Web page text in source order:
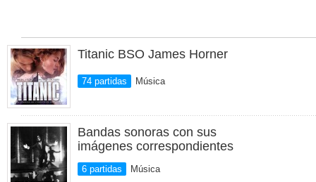
Titanic BSO James Horner
74 partidas Música
Bandas sonoras con sus
imágenes correspondientes
6 partidas Música